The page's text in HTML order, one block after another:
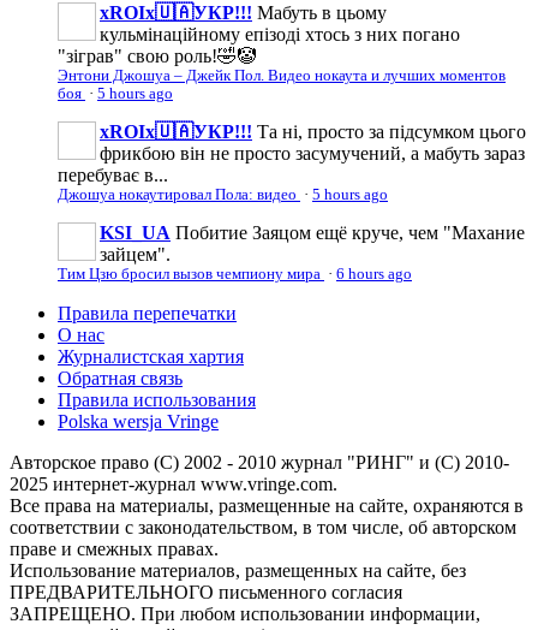
xROIx🇺🇦УКР!!! Мабуть в цьому
кульмінаційному епізоді хтось з них погано
"зіграв" свою роль!🤣🤡
Энтони Джошуа – Джейк Пол. Видео нокаута и лучших моментов
боя · 5 hours ago
xROIx🇺🇦УКР!!! Та ні, просто за підсумком цього
фрикбою він не просто засумучений, а мабуть зараз
перебуває в...
Джошуа нокаутировал Пола: видео · 5 hours ago
KSI_UA Побитие Заяцом ещё круче, чем "Махание
зайцем".
Тим Цзю бросил вызов чемпиону мира · 6 hours ago
Правила перепечатки
О нас
Журналистская хартия
Обратная связь
Правила использования
Polska wersja Vringe
Авторское право (С) 2002 - 2010 журнал "РИНГ" и (С) 2010-
2025 интернет-журнал www.vringe.com.
Все права на материалы, размещенные на сайте, охраняются в
соответствии с законодательством, в том числе, об авторском
праве и смежных правах.
Использование материалов, размещенных на сайте, без
ПРЕДВАРИТЕЛЬНОГО письменного согласия
ЗАПРЕЩЕНО. При любом использовании информации,